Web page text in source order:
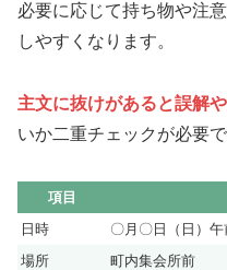
必要に応じて持ち物や注
しやすくなります。
主文に抜けがあると誤解
いか二重チェックが必要で
項目
日時
〇月〇日（日）
場所
町内集会所前